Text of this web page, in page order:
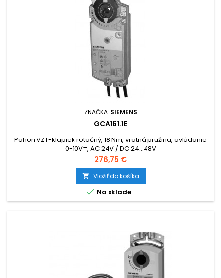
ZNAČKA: SIEMENS
GCA161.1E
Pohon VZT-klapiek rotačný, 18 Nm, vratná pružina, ovládanie
0-10V=, AC 24V / DC 24...48V
Cena
276,75 €
 Vložiť do košíka
 Na sklade